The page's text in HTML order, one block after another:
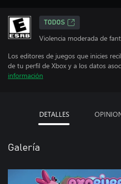
TODOS
Violencia moderada de
Los editores de juegos que inicies
de tu perfil de Xbox y a los datos
información
DETALLES
Galería